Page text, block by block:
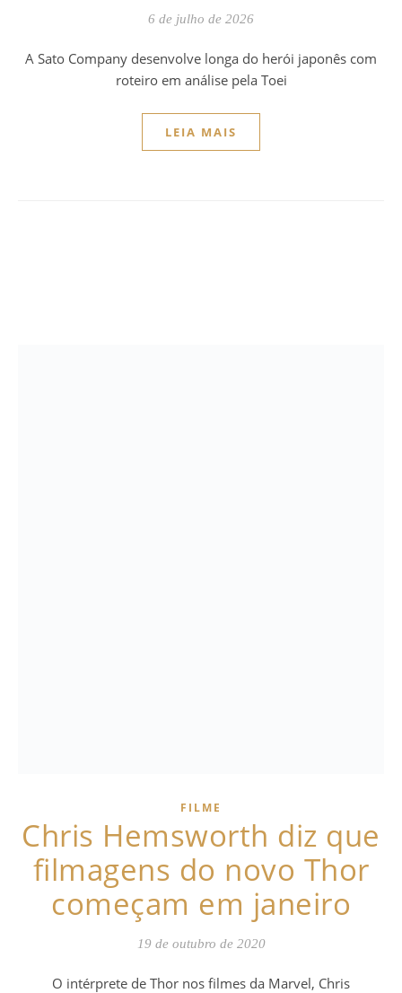
6 de julho de 2026
A Sato Company desenvolve longa do herói japonês com
roteiro em análise pela Toei
LEIA MAIS
FILME
Chris Hemsworth diz que
filmagens do novo Thor
começam em janeiro
19 de outubro de 2020
O intérprete de Thor nos filmes da Marvel, Chris